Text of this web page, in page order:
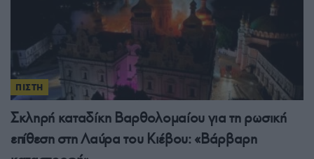
ΠΙΣΤΗ
Σκληρή καταδίκη Βαρθολομαίου για τη ρωσική
επίθεση στη Λαύρα του Κιέβου: «Βάρβαρη